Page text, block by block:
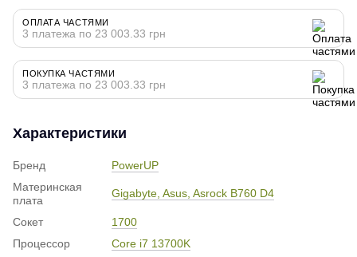
ОПЛАТА ЧАСТЯМИ
3 платежа по 23 003.33 грн
ПОКУПКА ЧАСТЯМИ
3 платежа по 23 003.33 грн
Характеристики
Бренд
PowerUP
Материнская
плата
Gigabyte, Asus, Asrock B760 D4
Сокет
1700
Процессор
Core i7 13700K